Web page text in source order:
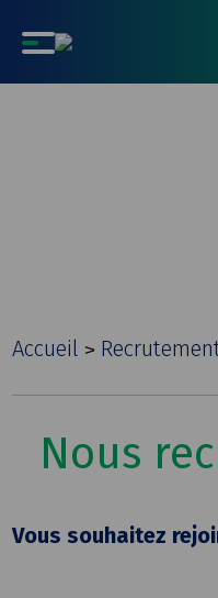
Accueil >
Nous
Vous souhaitez